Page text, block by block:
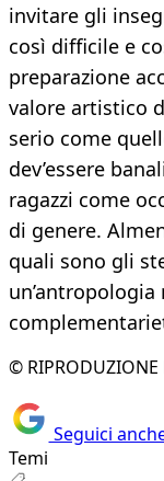
invitare gli
così difficile e
preparazione
valore artistico
serio come
dev’essere
ragazzi come
di genere.
quali sono gli
© RIPRODUZIONE
Seguici
Temi